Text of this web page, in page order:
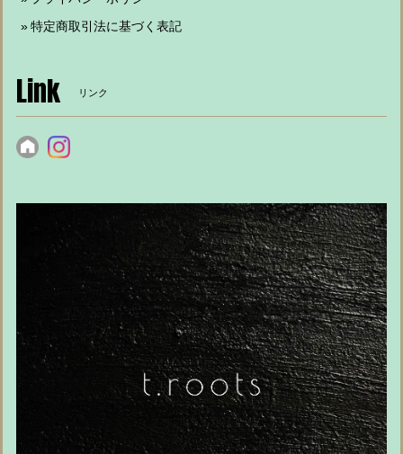
特定商取引法に基づく表記
Link リンク